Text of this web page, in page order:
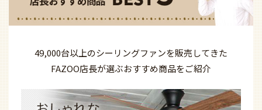
49,000台以上のシーリングファンを販売してきた
FAZOO店長が選ぶおすすめ商品をご紹介